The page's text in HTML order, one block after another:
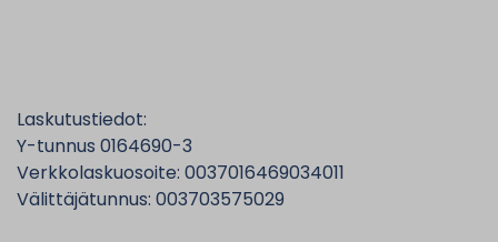
Laskutustiedot:
Y-tunnus 0164690-3
Verkkolaskuosoite: 0037016469034011
Välittäjätunnus: 003703575029